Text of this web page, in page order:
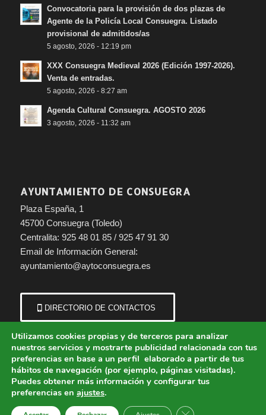
Convocatoria para la provisión de dos plazas de
Agente de la Policía Local Consuegra. Listado
provisional de admitidos/as
5 agosto, 2026 - 12:19 pm
XXX Consuegra Medieval 2026 (Edición 1997-2026).
Venta de entradas.
5 agosto, 2026 - 8:27 am
Agenda Cultural Consuegra. AGOSTO 2026
3 agosto, 2026 - 11:32 am
AYUNTAMIENTO DE CONSUEGRA
Plaza España, 1
45700 Consuegra (Toledo)
Centralita: 925 48 01 85 / 925 47 91 30
Email de Información General:
ayuntamiento@aytoconsuegra.es
DIRECTORIO DE CONTACTOS
© Copyright - Ayuntamiento de Consuegra (Toledo) | Portal municipal.
Utilizamos cookies propias y de terceros para analizar
nuestros servicios y mostrarte publicidad relacionada con tus
preferencias en base a un perfil elaborado a partir de tus
hábitos de navegación (por ejemplo, páginas visitadas).
Puedes obtener más información y configurar tus
preferencias en ajustes.
Cerrar el banner de